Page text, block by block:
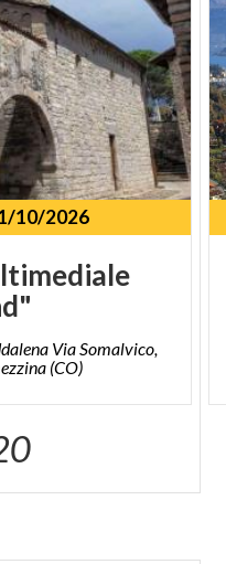
10/2026
Via Somalvico,
(CO)